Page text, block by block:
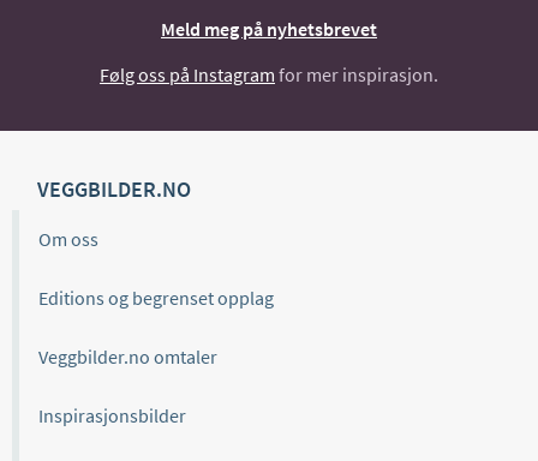
Meld meg på nyhetsbrevet
Følg oss på Instagram for mer inspirasjon.
VEGGBILDER.NO
Om oss
Editions og begrenset opplag
Veggbilder.no omtaler
Inspirasjonsbilder